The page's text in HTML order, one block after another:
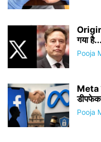
गया है...
Pooja
Meta
Pooja